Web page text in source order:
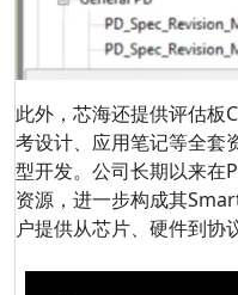
此外，芯海还提供评估板
考设计、应用笔记等全套
型开发。公司长期以来在
资源，进一步构成其
户提供从芯片、硬件到协